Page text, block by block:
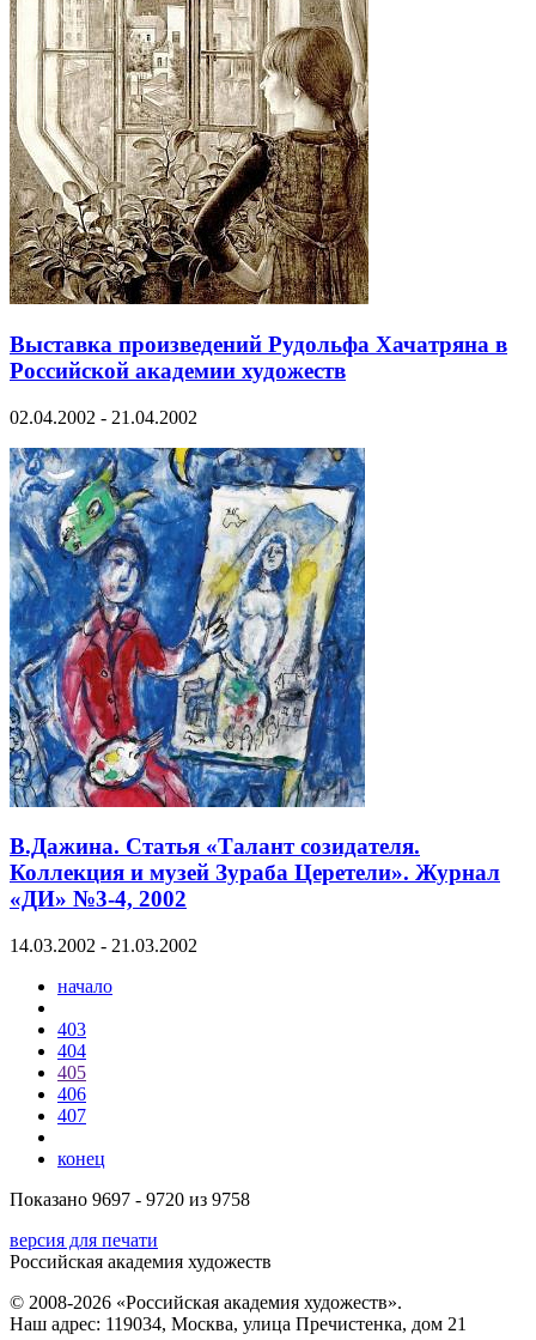
Выставка произведений Рудольфа Хачатряна в
Российской академии художеств
02.04.2002 - 21.04.2002
В.Дажина. Статья «Талант созидателя.
Коллекция и музей Зураба Церетели». Журнал
«ДИ» №3-4, 2002
14.03.2002 - 21.03.2002
начало
403
404
405
406
407
конец
Показано 9697 - 9720 из 9758
версия для печати
Российская академия художеств
© 2008-2026 «Российская академия художеств».
Наш адрес: 119034, Москва, улица Пречистенка, дом 21